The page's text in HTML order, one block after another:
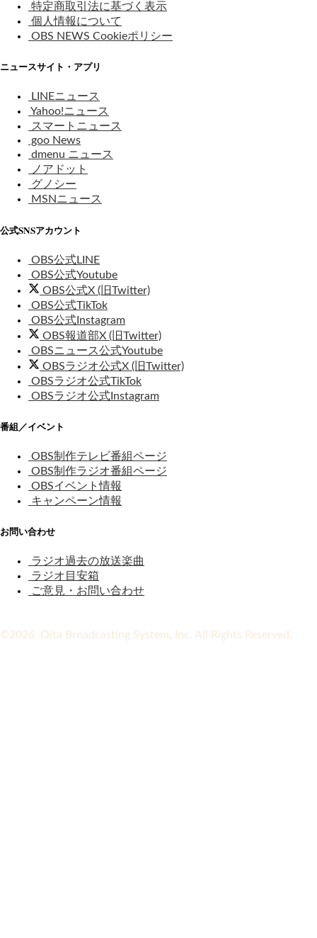
特定商取引法に基づく表示
個人情報について
OBS NEWS Cookieポリシー
ニュースサイト・アプリ
LINEニュース
Yahoo!ニュース
スマートニュース
goo News
dmenu ニュース
ノアドット
グノシー
MSNニュース
公式SNSアカウント
OBS公式LINE
OBS公式Youtube
OBS公式X (旧Twitter)
OBS公式TikTok
OBS公式Instagram
OBS報道部X (旧Twitter)
OBSニュース公式Youtube
OBSラジオ公式X (旧Twitter)
OBSラジオ公式TikTok
OBSラジオ公式Instagram
番組／イベント
OBS制作テレビ番組ページ
OBS制作ラジオ番組ページ
OBSイベント情報
キャンペーン情報
お問い合わせ
ラジオ過去の放送楽曲
ラジオ目安箱
ご意見・お問い合わせ
©2026 Oita Broadcasting System, Inc. All Rights Reserved.